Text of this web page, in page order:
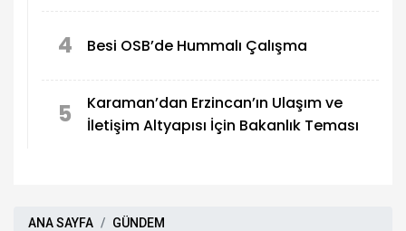
4 Besi OSB’de Hummalı Çalışma
5
Karaman’dan Erzincan’ın Ulaşım ve
İletişim Altyapısı İçin Bakanlık Teması
ANA SAYFA
GÜNDEM